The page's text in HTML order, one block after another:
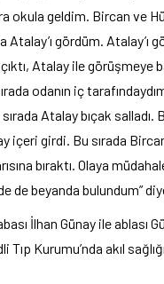
okula geldim. Bircan ve
Atalay’ı gördüm. Atalay’ı
Atalay ile görüşmeye
odanın iç
Atalay bıçak salladı.
girdi. Bu sırada
bıraktı. Olaya
de beyanda bulundum”
İlhan Günay ile ablası
Tıp Kurumu’nda akıl